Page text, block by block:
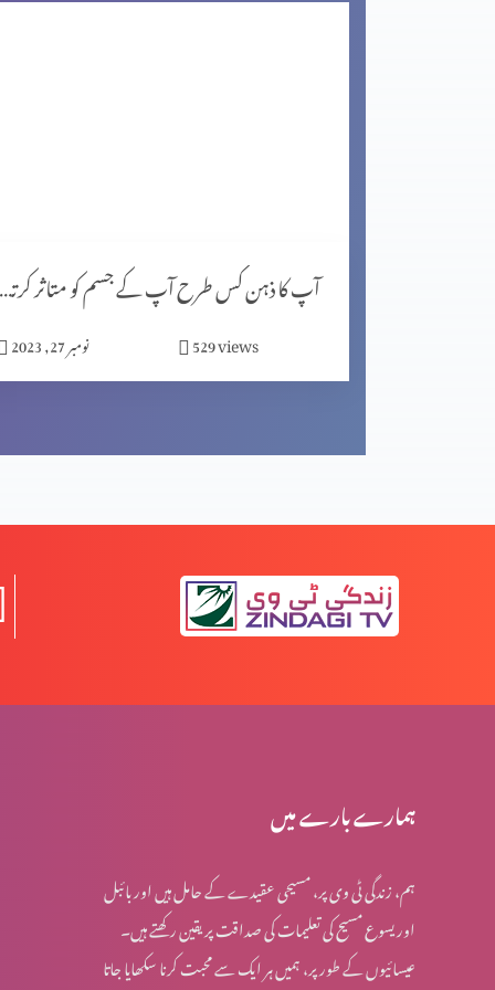
مصروف دنیا میں پھلدار زندگی گزارنا (1-1)
اپنے دُکھ کوضائع نہ کریں (2-2)
جلے لیکن تلخ نہیں ہوئے (2-2)
جلے لیکن تلخ نہیں ہوئے (1-1)
کسی بھی وقت پارکنگ نہیں ہو سکتی (1-1)
اُس پر دھیان دیں جو بہترین خوشی دے (2-6)
آپ کا ذہن کس طرح آپ کے جسم کو متاثر کرتا ہے (پارٹ 2)
نومبر 27, 2023 529views
ہمارے بارے میں
ہم، زندگی ٹی وی پر، مسیحی عقیدے کے حامل ہیں اور بائبل
اور یسوع مسیح کی تعلیمات کی صداقت پر یقین رکھتے ہیں۔
عیسائیوں کے طور پر، ہمیں ہر ایک سے محبت کرنا سکھایا جاتا